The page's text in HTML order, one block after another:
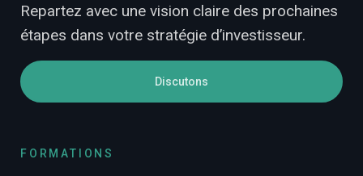
Repartez avec une vision claire des prochaines
étapes dans votre stratégie d’investisseur.
Discutons
FORMATIONS